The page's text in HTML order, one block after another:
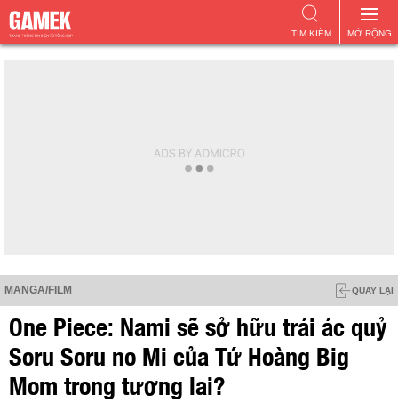
MỞ RỘNG
TÌM KIẾM
MANGA/FILM QUAY LẠI
One Piece: Nami sẽ sở hữu trái ác quỷ
Soru Soru no Mi của Tứ Hoàng Big
Mom trong tương lai?